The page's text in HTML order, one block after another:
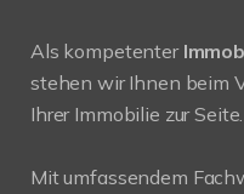
Als kompetenter
stehen wir Ihnen beim
Ihrer Immobilie zur Seite.
Mit umfassendem